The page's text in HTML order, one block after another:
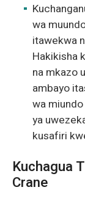
wa
itawekwa
Hakikisha
na mkazo
ambayo
wa
ya
kusafiri
Kuchagua
Crane